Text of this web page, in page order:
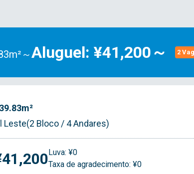
～Aluguel: ¥41,200～ 2
39.83m²
Leste(2 Bloco / 4 Andares)
Luva: ¥0
Taxa de agradecimento: ¥0